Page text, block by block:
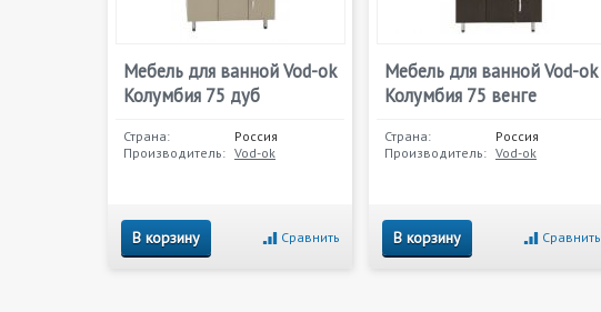
Мебель для ванной Vod-ok
Колумбия 75 дуб
Страна:
Россия
Производитель: Vod-ok
В корзину Сравнить
Мебель для ванной Vod-ok
Колумбия 75 венге
Страна:
Россия
Производитель: Vod-ok
В корзину Сравнить